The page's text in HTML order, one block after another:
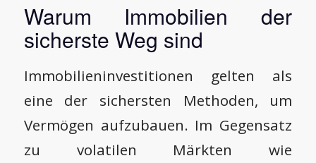
Warum Immobilien der
sicherste Weg sind
Immobilieninvestitionen gelten als
eine der sichersten Methoden, um
Vermögen aufzubauen. Im Gegensatz
zu volatilen Märkten wie